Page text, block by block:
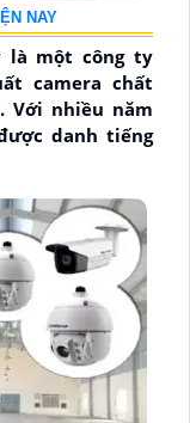
NAY
là một công ty
camera chất
Với nhiều năm
danh tiếng